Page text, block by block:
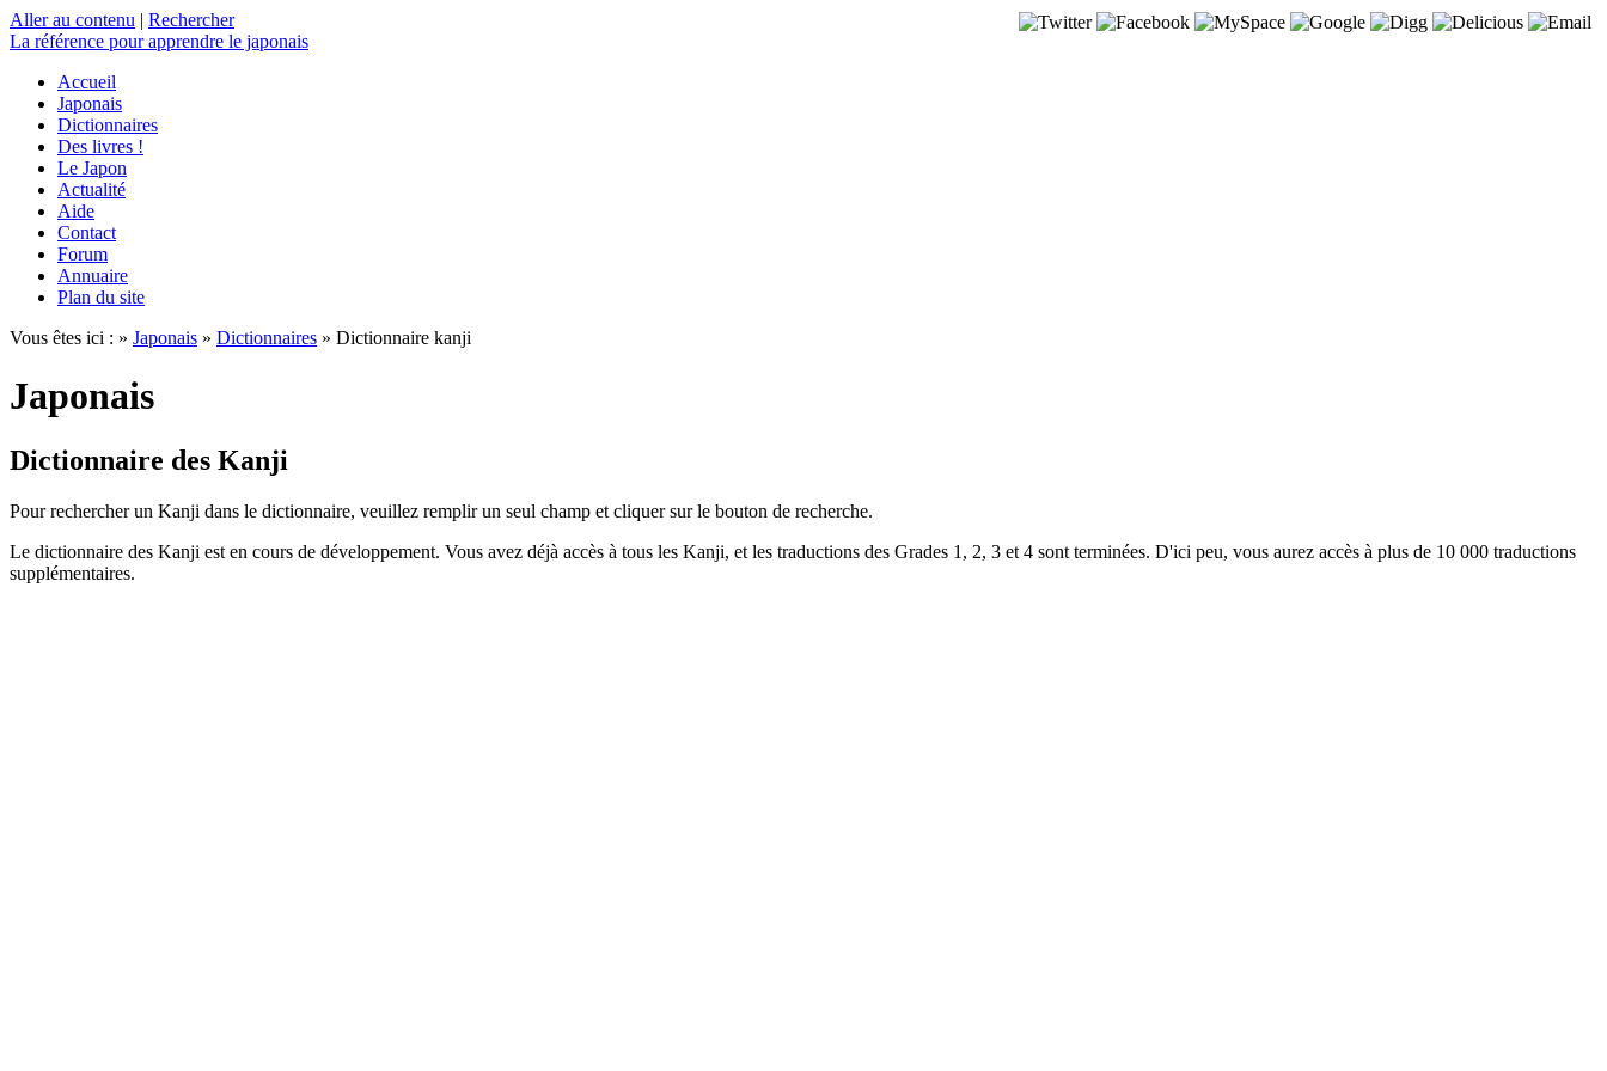
Aller au contenu | Rechercher
La référence pour apprendre le japonais
Accueil
Japonais
Dictionnaires
Des livres !
Le Japon
Actualité
Aide
Contact
Forum
Annuaire
Plan du site
Vous êtes ici : » Japonais » Dictionnaires » Dictionnaire kanji
Japonais
Dictionnaire des Kanji
Pour rechercher un Kanji dans le dictionnaire, veuillez remplir un seul champ et cliquer sur le bouton de recherche.
Le dictionnaire des Kanji est en cours de développement. Vous avez déjà accès à tous les Kanji, et les traductions des Grades 1, 2, 3 et 4 sont terminées. D'ici peu, vous aurez accès à plus de 10 000 traductions
supplémentaires.